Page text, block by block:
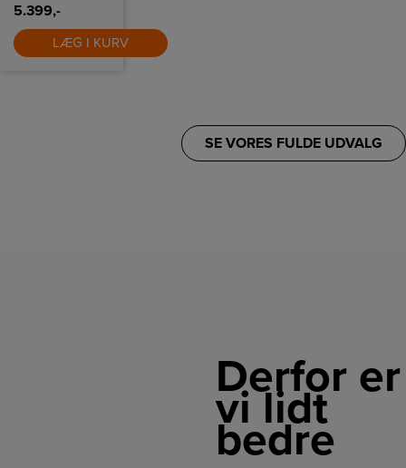
5.399,-
LÆG I KURV
SE VORES FULDE UDVALG
Derfor er
vi lidt
bedre